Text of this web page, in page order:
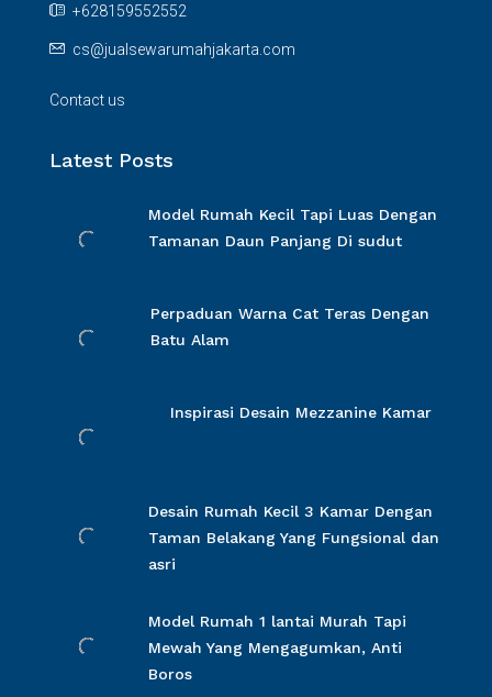
+628159552552
cs@jualsewarumahjakarta.com
Contact us
Latest Posts
Model Rumah Kecil Tapi Luas Dengan
Tamanan Daun Panjang Di sudut
Perpaduan Warna Cat Teras Dengan
Batu Alam
Inspirasi Desain Mezzanine Kamar
Desain Rumah Kecil 3 Kamar Dengan
Taman Belakang Yang Fungsional dan
asri
Model Rumah 1 lantai Murah Tapi
Mewah Yang Mengagumkan, Anti
Boros